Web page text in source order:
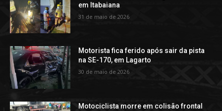
em Itabaiana
31 de maio de 2026
Motorista fica ferido após sair da pista
na SE-170, em Lagarto
30 de maio de 2026
Motociclista morre em colisão frontal